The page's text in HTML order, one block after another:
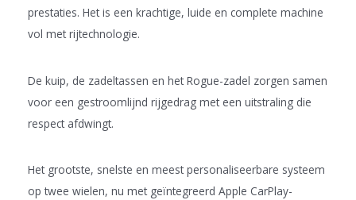
prestaties. Het is een krachtige, luide en complete machine
vol met rijtechnologie.
De kuip, de zadeltassen en het Rogue-zadel zorgen samen
voor een gestroomlijnd rijgedrag met een uitstraling die
respect afdwingt.
Het grootste, snelste en meest personaliseerbare systeem
op twee wielen, nu met geïntegreerd Apple CarPlay-